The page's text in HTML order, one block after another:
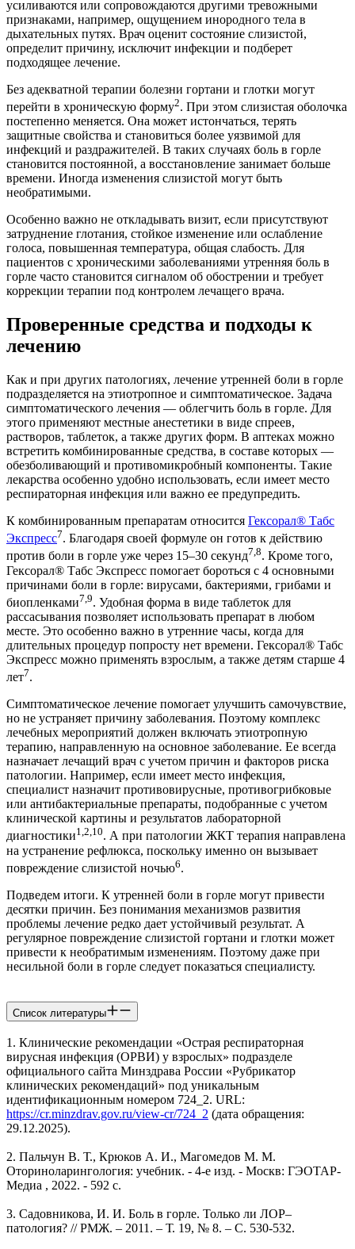
усиливаются или сопровождаются другими тревожными
признаками, например, ощущением инородного тела в
дыхательных путях. Врач оценит состояние слизистой,
определит причину, исключит инфекции и подберет
подходящее лечение.
Без адекватной терапии болезни гортани и глотки могут
перейти в хроническую форму2. При этом слизистая оболочка
постепенно меняется. Она может истончаться, терять
защитные свойства и становиться более уязвимой для
инфекций и раздражителей. В таких случаях боль в горле
становится постоянной, а восстановление занимает больше
времени. Иногда изменения слизистой могут быть
необратимыми.
Особенно важно не откладывать визит, если присутствуют
затруднение глотания, стойкое изменение или ослабление
голоса, повышенная температура, общая слабость. Для
пациентов с хроническими заболеваниями утренняя боль в
горле часто становится сигналом об обострении и требует
коррекции терапии под контролем лечащего врача.
Проверенные средства и подходы к
лечению
Как и при других патологиях, лечение утренней боли в горле
подразделяется на этиотропное и симптоматическое. Задача
симптоматического лечения — облегчить боль в горле. Для
этого применяют местные анестетики в виде спреев,
растворов, таблеток, а также других форм. В аптеках можно
встретить комбинированные средства, в составе которых —
обезболивающий и противомикробный компоненты. Такие
лекарства особенно удобно использовать, если имеет место
респираторная инфекция или важно ее предупредить.
К комбинированным препаратам относится Гексорал® Табс
Экспресс7. Благодаря своей формуле он готов к действию
против боли в горле уже через 15–30 секунд7,8. Кроме того,
Гексорал® Табс Экспресс помогает бороться с 4 основными
причинами боли в горле: вирусами, бактериями, грибами и
биопленками7,9. Удобная форма в виде таблеток для
рассасывания позволяет использовать препарат в любом
месте. Это особенно важно в утренние часы, когда для
длительных процедур попросту нет времени. Гексорал® Табс
Экспресс можно применять взрослым, а также детям старше 4
лет7.
Симптоматическое лечение помогает улучшить самочувствие,
но не устраняет причину заболевания. Поэтому комплекс
лечебных мероприятий должен включать этиотропную
терапию, направленную на основное заболевание. Ее всегда
назначает лечащий врач с учетом причин и факторов риска
патологии. Например, если имеет место инфекция,
специалист назначит противовирусные, противогрибковые
или антибактериальные препараты, подобранные с учетом
клинической картины и результатов лабораторной
диагностики1,2,10. А при патологии ЖКТ терапия направлена
на устранение рефлюкса, поскольку именно он вызывает
повреждение слизистой ночью6.
Подведем итоги. К утренней боли в горле могут привести
десятки причин. Без понимания механизмов развития
проблемы лечение редко дает устойчивый результат. А
регулярное повреждение слизистой гортани и глотки может
привести к необратимым изменениям. Поэтому даже при
несильной боли в горле следует показаться специалисту.
Список литературы
1. Клинические рекомендации «Острая респираторная
вирусная инфекция (ОРВИ) у взрослых» подразделе
официального сайта Минздрава России «Рубрикатор
клинических рекомендаций» под уникальным
идентификационным номером 724_2. URL:
https://cr.minzdrav.gov.ru/view-cr/724_2 (дата обращения:
29.12.2025).
2. Пальчун В. Т., Крюков А. И., Магомедов М. М.
Оториноларингология: учебник. - 4-е изд. - Москв: ГЭОТАР-
Медиа , 2022. - 592 с.
3. Садовникова, И. И. Боль в горле. Только ли ЛОР–
патология? // РМЖ. – 2011. – Т. 19, № 8. – С. 530-532.